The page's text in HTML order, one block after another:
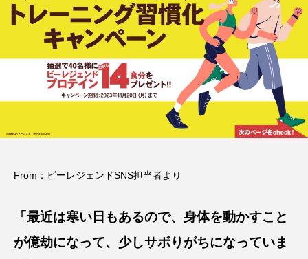
From：ビーレジェンドSNS担当者より
「最近は寒い日もあるので、身体を動かすこと
が億劫になって、少しサボりがちになっていま